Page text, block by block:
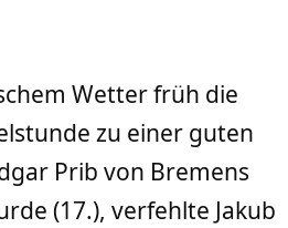
Wetter früh die
zu einer guten
Prib von Bremens
(17.), verfehlte Jakub